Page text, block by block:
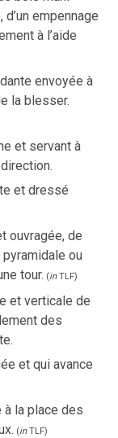
empennage
à l’aide
envoyée à
la blesser.
et servant à
et dressé
ouvragée, de
ou
tour. (inTLF)
et verticale de
des
et qui avance
à la place des
(inTLF)